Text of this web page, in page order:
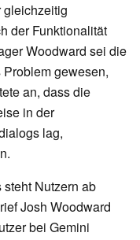
gleichzeitig
der Funktionalität
Woodward sei die
gewesen,
an, dass die
in der
lag,
Nutzern ab
Josh Woodward
bei Gemini